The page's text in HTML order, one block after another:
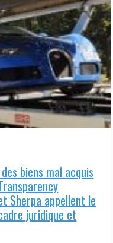
biens mal acquis
Sherpa appellent le
juridique et